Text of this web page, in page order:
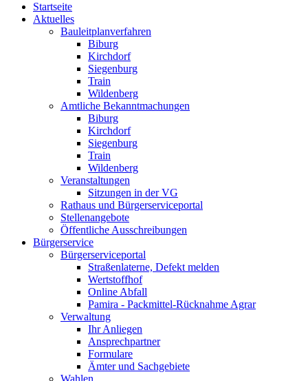
Startseite
Aktuelles
Bauleitplanverfahren
Biburg
Kirchdorf
Siegenburg
Train
Wildenberg
Amtliche Bekanntmachungen
Biburg
Kirchdorf
Siegenburg
Train
Wildenberg
Veranstaltungen
Sitzungen in der VG
Rathaus und Bürgerserviceportal
Stellenangebote
Öffentliche Ausschreibungen
Bürgerservice
Bürgerserviceportal
Straßenlaterne, Defekt melden
Wertstoffhof
Online Abfall
Pamira - Packmittel-Rücknahme Agrar
Verwaltung
Ihr Anliegen
Ansprechpartner
Formulare
Ämter und Sachgebiete
Wahlen